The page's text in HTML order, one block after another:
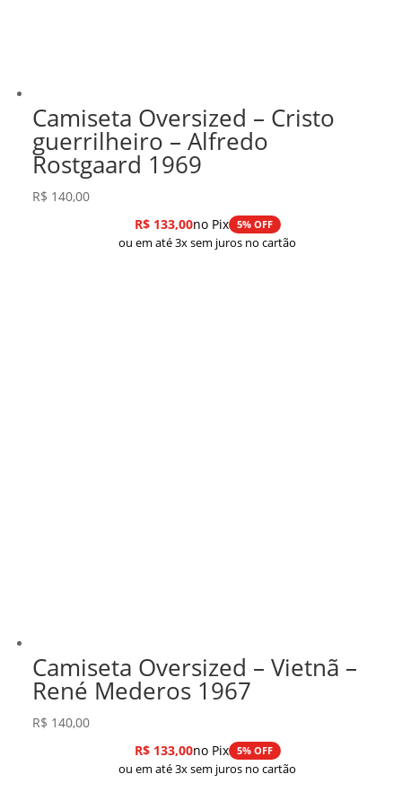
Camiseta Oversized – Cristo
guerrilheiro – Alfredo
Rostgaard 1969
R$ 140,00
R$133,00no Pix 5% OFF
ou em até 3x sem juros no cartão
Camiseta Oversized – Vietnã –
René Mederos 1967
R$ 140,00
R$133,00no Pix 5% OFF
ou em até 3x sem juros no cartão